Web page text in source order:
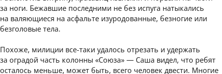
за ноги. Бежавшие последними не без испуга натыкались
на валяющиеся на асфальте изуродованные, безногие или
безголовые тела.
Похоже, милиции все-таки удалось отрезать и удержать
за оградой часть колонны «Союза» — Саша видел, что ребят
осталось меньше, может быть, всего человек двести. Многие